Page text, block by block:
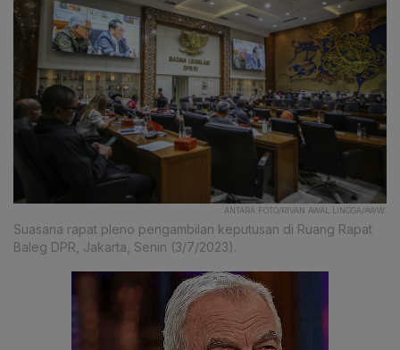
ANTARA FOTO/RIVAN AWAL LINGGA/AWW.
Suasana rapat pleno pengambilan keputusan di Ruang Rapat
Baleg DPR, Jakarta, Senin (3/7/2023).